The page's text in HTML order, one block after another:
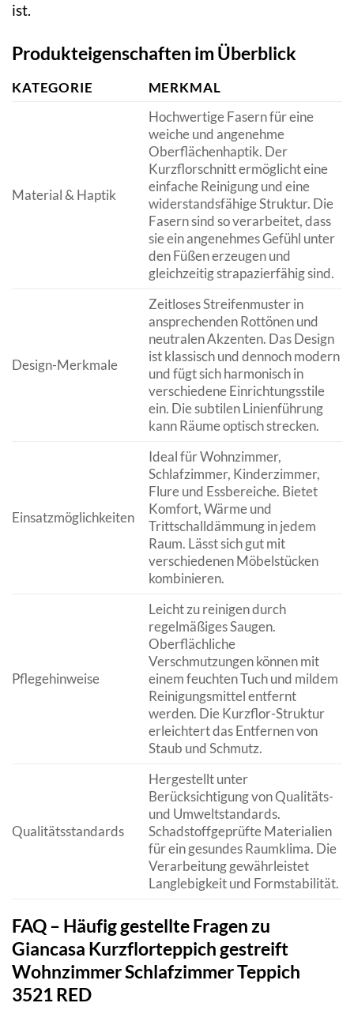
ist.
Produkteigenschaften im Überblick
KATEGORIE MERKMAL
Material & Haptik
Hochwertige Fasern für eine
weiche und angenehme
Oberflächenhaptik. Der
Kurzflorschnitt ermöglicht eine
einfache Reinigung und eine
widerstandsfähige Struktur. Die
Fasern sind so verarbeitet, dass
sie ein angenehmes Gefühl unter
den Füßen erzeugen und
gleichzeitig strapazierfähig sind.
Design-Merkmale
Zeitloses Streifenmuster in
ansprechenden Rottönen und
neutralen Akzenten. Das Design
ist klassisch und dennoch modern
und fügt sich harmonisch in
verschiedene Einrichtungsstile
ein. Die subtilen Linienführung
kann Räume optisch strecken.
Einsatzmöglichkeiten
Ideal für Wohnzimmer,
Schlafzimmer, Kinderzimmer,
Flure und Essbereiche. Bietet
Komfort, Wärme und
Trittschalldämmung in jedem
Raum. Lässt sich gut mit
verschiedenen Möbelstücken
kombinieren.
Pflegehinweise
Leicht zu reinigen durch
regelmäßiges Saugen.
Oberflächliche
Verschmutzungen können mit
einem feuchten Tuch und mildem
Reinigungsmittel entfernt
werden. Die Kurzflor-Struktur
erleichtert das Entfernen von
Staub und Schmutz.
Qualitätsstandards
Hergestellt unter
Berücksichtigung von Qualitäts-
und Umweltstandards.
Schadstoffgeprüfte Materialien
für ein gesundes Raumklima. Die
Verarbeitung gewährleistet
Langlebigkeit und Formstabilität.
FAQ – Häufig gestellte Fragen zu
Giancasa Kurzflorteppich gestreift
Wohnzimmer Schlafzimmer Teppich
3521 RED